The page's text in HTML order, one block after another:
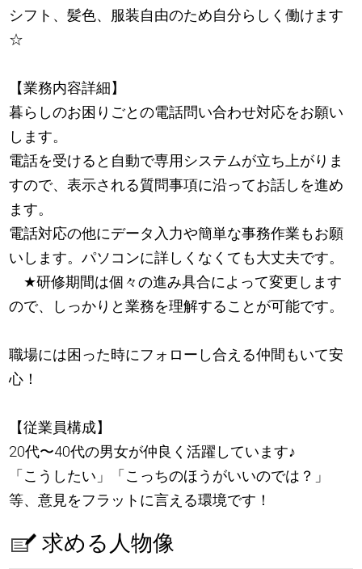
シフト、髪色、服装自由のため自分らしく働けます
☆
【業務内容詳細】
暮らしのお困りごとの電話問い合わせ対応をお願い
します。
電話を受けると自動で専用システムが立ち上がりま
すので、表示される質問事項に沿ってお話しを進め
ます。
電話対応の他にデータ入力や簡単な事務作業もお願
いします。パソコンに詳しくなくても大丈夫です。
★研修期間は個々の進み具合によって変更します
ので、しっかりと業務を理解することが可能です。
職場には困った時にフォローし合える仲間もいて安
心！
【従業員構成】
20代〜40代の男女が仲良く活躍しています♪
「こうしたい」「こっちのほうがいいのでは？」
等、意見をフラットに言える環境です！
求める人物像